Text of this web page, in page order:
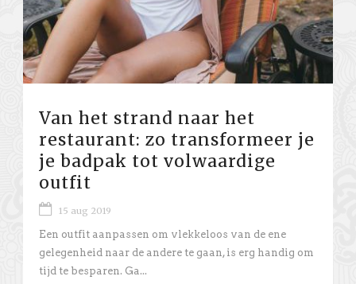
Van het strand naar het
restaurant: zo transformeer je
je badpak tot volwaardige
outfit
15 aug 2019
Een outfit aanpassen om vlekkeloos van de ene
gelegenheid naar de andere te gaan, is erg handig om
tijd te besparen. Ga...